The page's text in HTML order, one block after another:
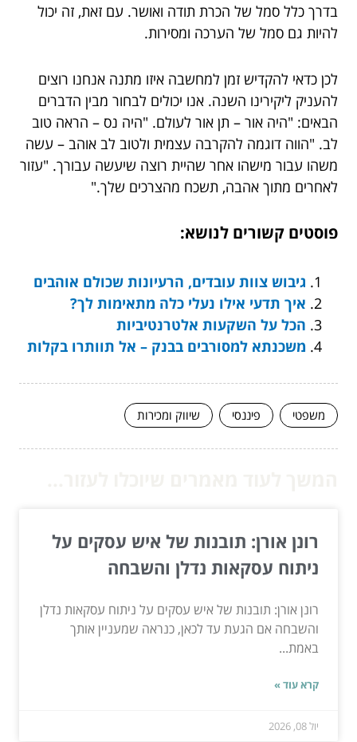
בדרך כלל סמל של הכרת תודה ואושר. עם זאת, זה יכול
להיות גם סמל של הערכה ומסירות.
לכן כדאי להקדיש זמן למחשבה איזו מתנה אנחנו רוצים
להעניק ליקירינו השנה. אנו יכולים לבחור מבין הדברים
הבאים: "היה אור – תן אור לעולם. "היה נס – הראה טוב
לב. "הווה דוגמה להקרבה עצמית ולטוב לב אוהב – עשה
משהו עבור מישהו אחר שהיית רוצה שיעשה עבורך. "עזור
לאחרים מתוך אהבה, תשכח מהצרכים שלך."
פוסטים קשורים לנושא:
גיבוש צוות עובדים, הרעיונות שכולם אוהבים
איך תדעי אילו נעלי כלה מתאימות לך?
הכל על השקעות אלטרנטיביות
משכנתא למסורבים בבנק – אל תוותרו בקלות
משפטי פיננסי שיווק ומכירות
רונן אורן: תובנות של איש עסקים על
ניתוח עסקאות נדלן והשבחה
רונן אורן: תובנות של איש עסקים על ניתוח עסקאות נדלן
והשבחה אם הגעת עד לכאן, כנראה שמעניין אותך
באמת...
קרא עוד »
יול 08, 2026